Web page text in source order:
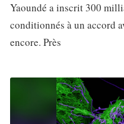
Yaoundé a inscrit 300
conditionnés à un accord
encore. Près